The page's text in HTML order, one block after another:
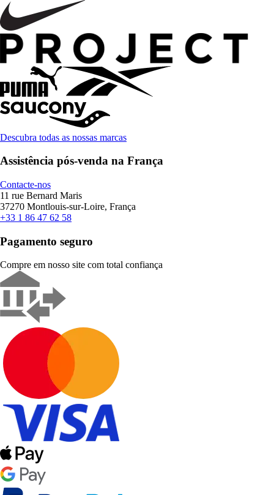
Descubra todas as nossas marcas
Assistência pós-venda na França
Contacte-nos
11 rue Bernard Maris
37270 Montlouis-sur-Loire, França
+33 1 86 47 62 58
Pagamento seguro
Compre em nosso site com total confiança